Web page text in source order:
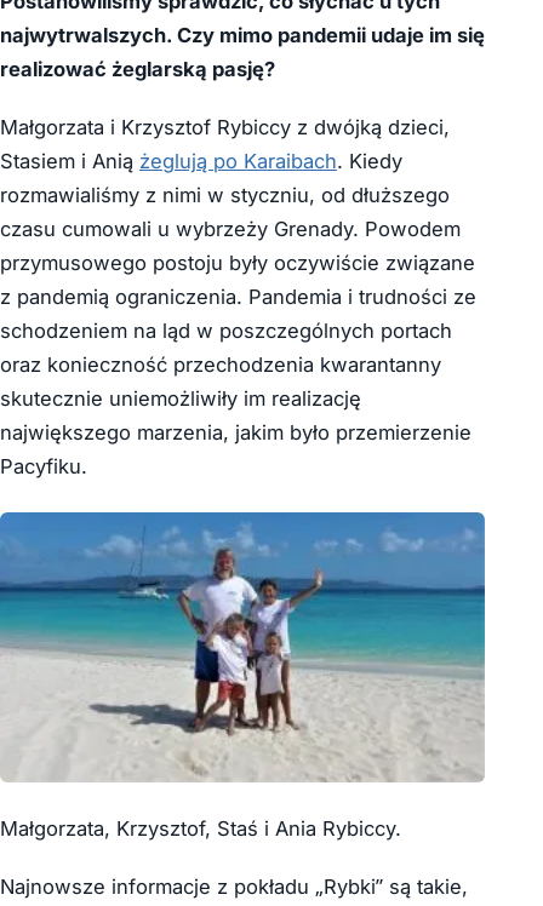
najwytrwalszych. Czy mimo pandemii udaje im się
realizować żeglarską pasję?
Małgorzata i Krzysztof Rybiccy z dwójką dzieci,
Stasiem i Anią żeglują po Karaibach. Kiedy
rozmawialiśmy z nimi w styczniu, od dłuższego
czasu cumowali u wybrzeży Grenady. Powodem
przymusowego postoju były oczywiście związane
z pandemią ograniczenia. Pandemia i trudności ze
schodzeniem na ląd w poszczególnych portach
oraz konieczność przechodzenia kwarantanny
skutecznie uniemożliwiły im realizację
największego marzenia, jakim było przemierzenie
Pacyfiku.
Małgorzata, Krzysztof, Staś i Ania Rybiccy.
Najnowsze informacje z pokładu „Rybki” są takie,